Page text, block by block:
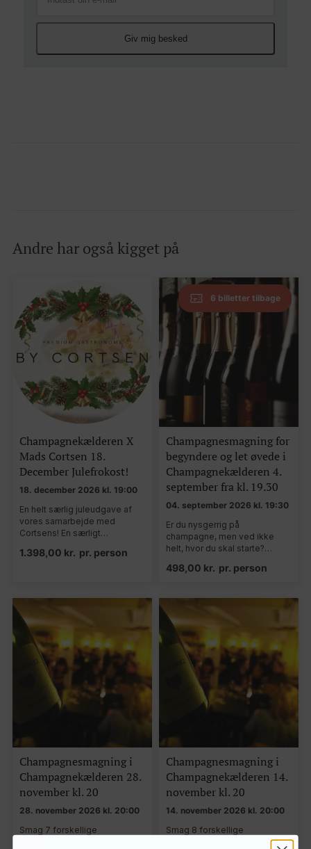
Giv mig besked
Andre har også kigget på
Champagnekælderen X
Mads Cortsen 18.
December Julefrokost!
18. december 2026 kl. 19:00
En helt særlig juleudgave af
vores samarbejde med
Cortsens! En særligt…
1.398,00 kr. pr. person
Champagnesmagning for
begyndere og let øvede i
Champagnekælderen 4.
september fra kl. 19.30
04. september 2026 kl. 19:30
Er du nysgerrig på
champagne, men ved ikke
helt, hvor du skal starte?…
498,00 kr. pr. person
6 billetter tilbage
Champagnesmagning i
Champagnekælderen 28.
november kl. 20
28. november 2026 kl. 20:00
Smag 7 forskellige
Champagnesmagning i
Champagnekælderen 14.
november kl. 20
14. november 2026 kl. 20:00
Smag 8 forskellige
champagner i en uhøjtidelig,